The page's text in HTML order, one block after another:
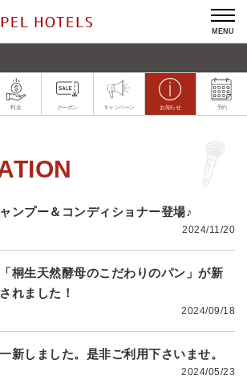
MENU
料金 クーポン キャンペーン お知らせ 予約
ンプー＆コンディショナー登場♪
2024/11/20
桐生天然酵母のこだわりのパン」が新
れました！
2024/09/18
新しました。是非ご利用下さいませ。
2024/05/23